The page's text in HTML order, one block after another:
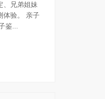
、兄弟姐妹
体验。 亲子
鉴...